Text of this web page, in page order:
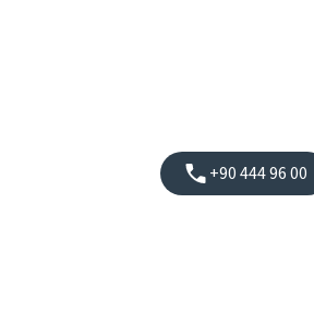
+90 444 96 00